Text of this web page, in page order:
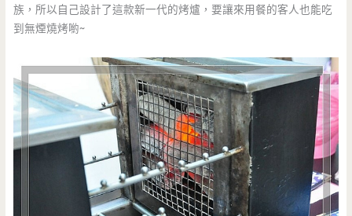
族，所以自己設計了這款新一代的烤爐，要讓來用餐的客人也能吃
到無煙燒烤喲~